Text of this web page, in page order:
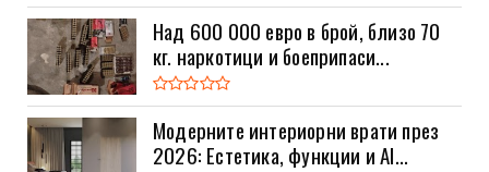
Над 600 000 евро в брой, близо 70
кг. наркотици и боеприпаси...
Модерните интериорни врати през
2026: Естетика, функции и AI...